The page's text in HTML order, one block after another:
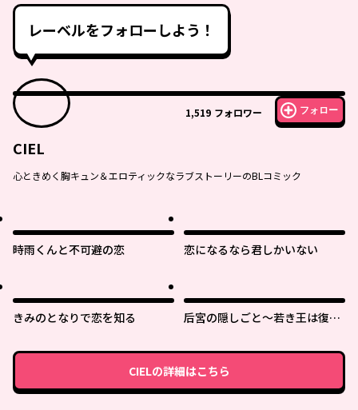
レーベルをフォローしよう！
1,519 フォロワー フォロー
CIEL
心ときめく胸キュン＆エロティックなラブストーリーのBLコミック
時雨くんと不可避の恋 恋になるなら君しかいない
きみのとなりで恋を知る
后宮の隠しごと～若き王は復讐
CIELの詳細はこちら